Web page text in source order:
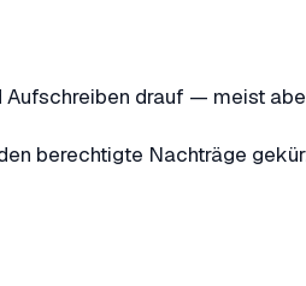
Aufschreiben drauf — meist
berechtigte Nachträge